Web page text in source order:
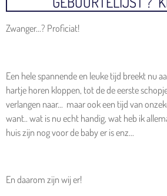
Zwanger...? Proficiat!
Een hele spannende en leuke tijd breekt nu
hartje horen kloppen, tot de de eerste
verlangen naar... maar ook een tijd van
want.. wat is nu echt handig, wat heb ik
huis zijn nog voor de baby er is enz...
En daarom zijn wij er!